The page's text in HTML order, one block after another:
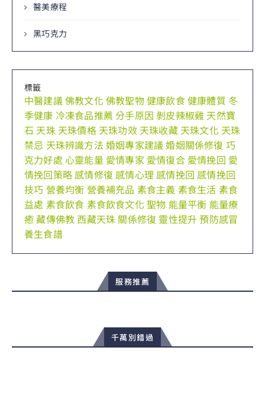
醫美療程
黑巧克力
標籤
中醫建議佛教文化佛教聖物健康飲食健康體質 冬
季健康 冷凍食品推薦 分手原因 剝皮辣椒雞 天然寶
石 天珠 天珠價格 天珠功效 天珠收藏 天珠文化 天珠
禁忌 天珠辨識方法 婚姻專家建議婚姻關係修復 巧
克力好處 心靈能量 愛情專家 愛情復合 愛情挽回 愛
情挽回策略 感情修復 感情心理 感情挽回 感情挽回
技巧 營養均衡 營養補充品 素食主義 素食生活 素食
益處 素食飲食 素食飲食文化聖物 能量平衡 能量療
癒藏傳佛教 西藏天珠 關係修復 靈性提升預防感冒
養生食譜
服務推薦
千萬別錯過